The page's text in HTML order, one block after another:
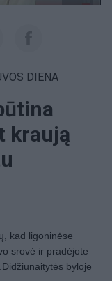
DIENA
kraują
kad ligoninėse
srovė ir pradėjote
byloje